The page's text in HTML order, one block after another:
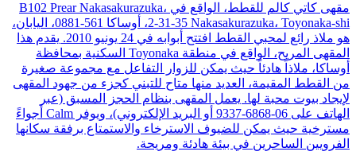
مقهى كاتي كالم للقطط، الواقع في B102 Prear Nakasakurazuka،
2-31-35 Nakasakurazuka، Toyonaka-shi، أوساكا 561-0881، اليابان،
هو ملاذ رائع لمحبي القطط افتتح أبوابه في 24 يونيو 2010. يقدم هذا
المقهى المريح، الواقع في منطقة Toyonaka السكنية بمحافظة
أوساكا، ملاذاً هادئاً حيث يمكن للزوار التفاعل مع مجموعة صغيرة
من القطط المقيمة، العديد منها متاح للتبني كجزء من جهود المقهى
لإيجاد بيوت محبة لها. يعمل المقهى بنظام الحجز المسبق (عبر
الهاتف على 06-6868-9337 أو البريد الإلكتروني)، ويوفر Calm أجواءً
مسترخية حيث يمكن للضيوف الاسترخاء والاستمتاع برفقة سكانها
الفرويين الساحرين في بيئة هادئة ومريحة.